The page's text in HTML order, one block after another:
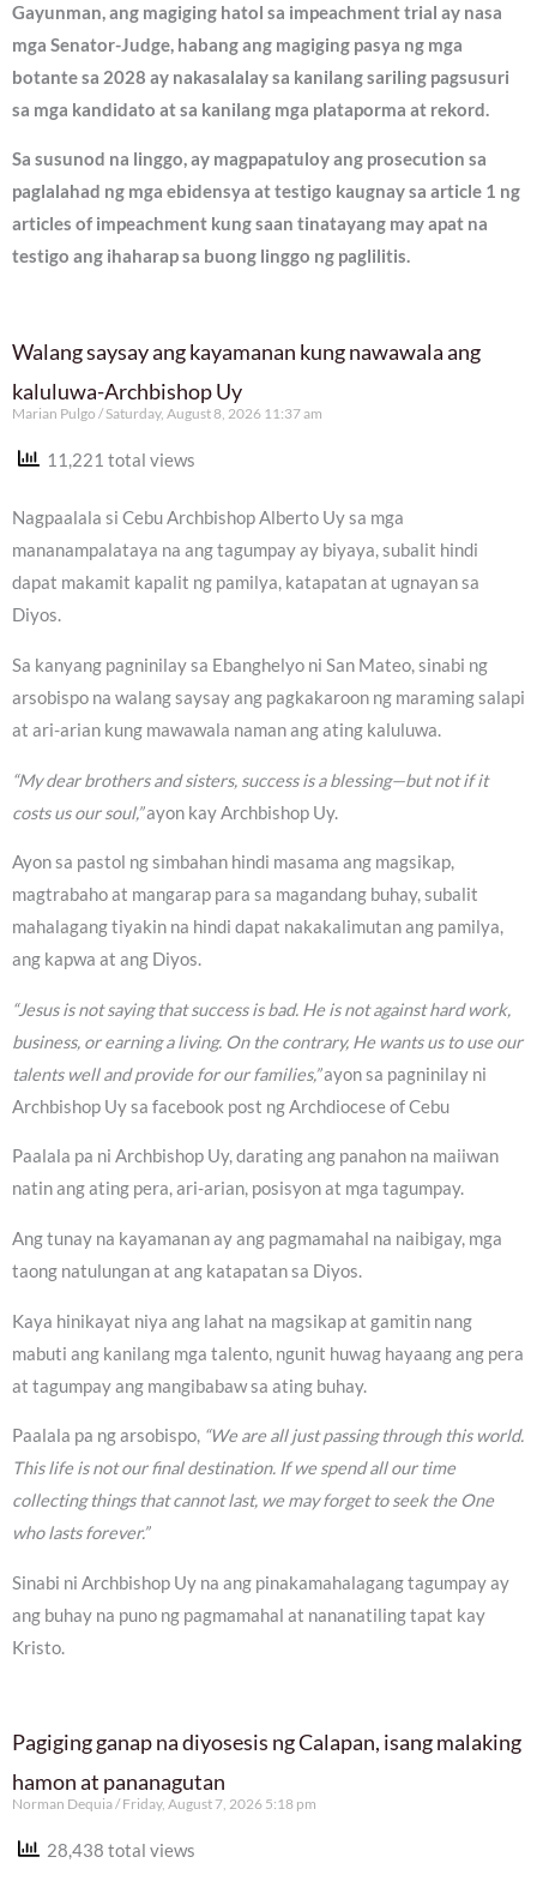
Gayunman, ang magiging hatol sa impeachment trial ay nasa
mga Senator-Judge, habang ang magiging pasya ng mga
botante sa 2028 ay nakasalalay sa kanilang sariling pagsusuri
sa mga kandidato at sa kanilang mga plataporma at rekord.
Sa susunod na linggo, ay magpapatuloy ang prosecution sa
paglalahad ng mga ebidensya at testigo kaugnay sa article 1 ng
articles of impeachment kung saan tinatayang may apat na
testigo ang ihaharap sa buong linggo ng paglilitis.
Walang saysay ang kayamanan kung nawawala ang
kaluluwa-Archbishop Uy
Marian Pulgo Saturday, August 8, 2026 11:37 am
11,221 total views
Nagpaalala si Cebu Archbishop Alberto Uy sa mga
mananampalataya na ang tagumpay ay biyaya, subalit hindi
dapat makamit kapalit ng pamilya, katapatan at ugnayan sa
Diyos.
Sa kanyang pagninilay sa Ebanghelyo ni San Mateo, sinabi ng
arsobispo na walang saysay ang pagkakaroon ng maraming salapi
at ari-arian kung mawawala naman ang ating kaluluwa.
“My dear brothers and sisters, success is a blessing—but not if it
costs us our soul,”ayon kay Archbishop Uy.
Ayon sa pastol ng simbahan hindi masama ang magsikap,
magtrabaho at mangarap para sa magandang buhay, subalit
mahalagang tiyakin na hindi dapat nakakalimutan ang pamilya,
ang kapwa at ang Diyos.
“Jesus is not saying that success is bad. He is not against hard work,
business, or earning a living. On the contrary, He wants us to use our
talents well and provide for our families,”ayon sa pagninilay ni
Archbishop Uy sa facebook post ng Archdiocese of Cebu
Paalala pa ni Archbishop Uy, darating ang panahon na maiiwan
natin ang ating pera, ari-arian, posisyon at mga tagumpay.
Ang tunay na kayamanan ay ang pagmamahal na naibigay, mga
taong natulungan at ang katapatan sa Diyos.
Kaya hinikayat niya ang lahat na magsikap at gamitin nang
mabuti ang kanilang mga talento, ngunit huwag hayaang ang pera
at tagumpay ang mangibabaw sa ating buhay.
Paalala pa ng arsobispo, “We are all just passing through this world.
This life is not our final destination. If we spend all our time
collecting things that cannot last, we may forget to seek the One
who lasts forever.”
Sinabi ni Archbishop Uy na ang pinakamahalagang tagumpay ay
ang buhay na puno ng pagmamahal at nananatiling tapat kay
Kristo.
Pagiging ganap na diyosesis ng Calapan, isang malaking
hamon at pananagutan
Norman Dequia Friday, August 7, 2026 5:18 pm
28,438 total views